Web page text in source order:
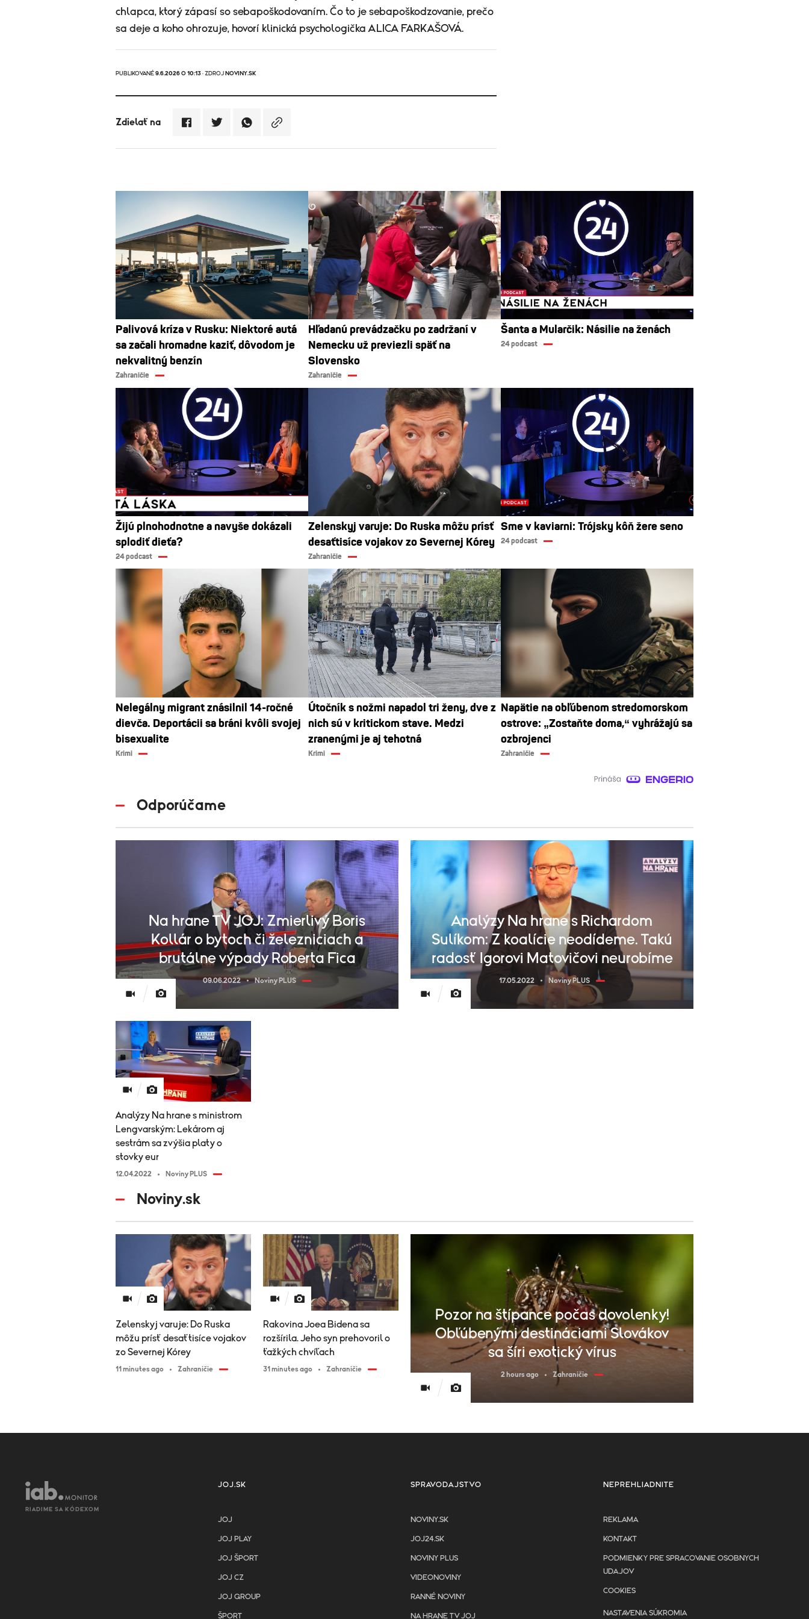
chlapca, ktorý zápasí so sebapoškodovaním. Čo to je sebapoškodzovanie, prečo
sa deje a koho ohrozuje, hovorí klinická psychologička ALICA FARKAŠOVÁ.
PUBLIKOVANÉ 9.6.2026 O 10:13 · ZDROJ NOVINY.SK
Zdielať na
Palivová kríza v Rusku: Niektoré autá
sa začali hromadne kaziť, dôvodom je
nekvalitný benzín
Zahraničie
Hľadanú prevádzačku po zadržaní v
Nemecku už previezli späť na
Slovensko
Zahraničie
Šanta a Mularčik: Násilie na ženách
24 podcast
Žijú plnohodnotne a navyše dokázali
splodiť dieťa?
24 podcast
Zelenskyj varuje: Do Ruska môžu prísť
desaťtisíce vojakov zo Severnej Kórey
Zahraničie
Sme v kaviarni: Trójsky kôň žere seno
24 podcast
Nelegálny migrant znásilnil 14-ročné
dievča. Deportácii sa bráni kvôli svojej
bisexualite
Krimi
Útočník s nožmi napadol tri ženy, dve z
nich sú v kritickom stave. Medzi
zranenými je aj tehotná
Krimi
Napätie na obľúbenom stredomorskom
ostrove: „Zostaňte doma,“ vyhrážajú sa
ozbrojenci
Zahraničie
Odporúčame
Na hrane TV JOJ: Zmierlivý Boris
Kollár o bytoch či železniciach a
brutálne výpady Roberta Fica
09.06.2022 Noviny PLUS
Analýzy Na hrane s Richardom
Sulíkom: Z koalície neodídeme. Takú
radosť Igorovi Matovičovi neurobíme
17.05.2022 Noviny PLUS
Analýzy Na hrane s ministrom
Lengvarským: Lekárom aj
sestrám sa zvýšia platy o
stovky eur
12.04.2022 Noviny PLUS
Noviny.sk
Zelenskyj varuje: Do Ruska
môžu prísť desaťtisíce vojakov
zo Severnej Kórey
11 minutes ago Zahraničie
Rakovina Joea Bidena sa
rozšírila. Jeho syn prehovoril o
ťažkých chvíľach
31 minutes ago Zahraničie
Pozor na štípance počas dovolenky!
Obľúbenými destináciami Slovákov
sa šíri exotický vírus
2 hours ago Zahraničie
RIADIME SA KÓDEXOM
JOJ.SK
JOJ
JOJ PLAY
JOJ ŠPORT
JOJ CZ
JOJ GROUP
ŠPORT
SPRAVODAJSTVO
NOVINY.SK
JOJ24.SK
NOVINY PLUS
VIDEONOVINY
RANNÉ NOVINY
NA HRANE TV JOJ
NEPREHLIADNITE
REKLAMA
KONTAKT
PODMIENKY PRE SPRACOVANIE OSOBNYCH
UDAJOV
COOKIES
NASTAVENIA SÚKROMIA